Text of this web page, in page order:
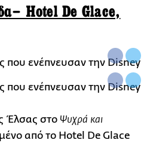
Hotel De Glace,
Έλσας στο Ψυχρά και
από το Hotel De Glace